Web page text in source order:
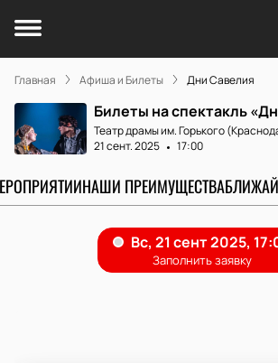
Главная Афиша и Билеты Дни Савелия
Билеты на спектакль
Театр драмы им. Горького
21 сент. 2025
17:00
НАШИ ПРЕИМУЩЕСТВА